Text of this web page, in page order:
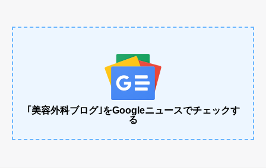
｢美容外科ブログ｣をGoogleニュースでチェックす
る